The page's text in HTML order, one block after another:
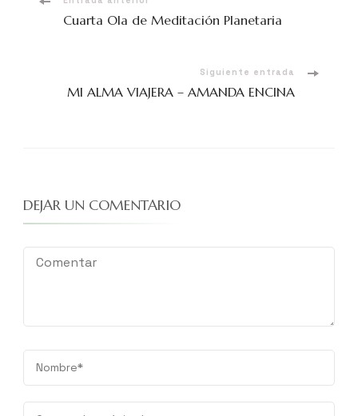
Cuarta Ola de Meditación Planetaria
Siguiente entrada
MI ALMA VIAJERA – AMANDA ENCINA
DEJAR UN COMENTARIO